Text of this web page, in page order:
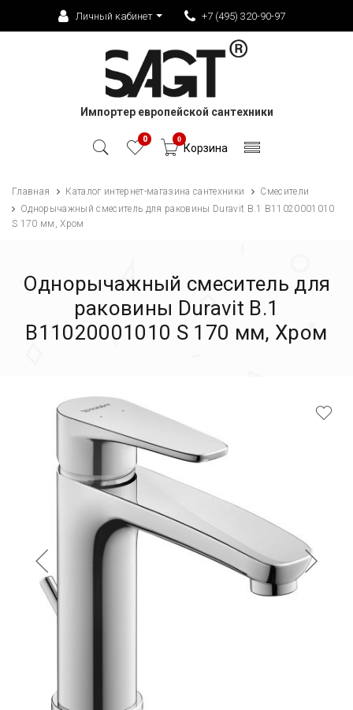
Личный кабинет +7 (495) 320-90-97
Импортер европейской сантехники
0 0
Корзина
Главная Каталог интернет-магазина сантехники
Смесители
Однорычажный смеситель для раковины Duravit B.1 B11020001010
S 170 мм, Хром
Однорычажный смеситель для
раковины Duravit B.1
B11020001010 S 170 мм, Хром